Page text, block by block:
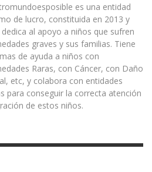
es una entidad
de lucro, constituida en 2013 y
dedica al apoyo a niños que sufren
graves y sus familias. Tiene
de ayuda a niños con
Raras, con Cáncer, con Daño
etc, y colabora con entidades
para conseguir la correcta atención
de estos niños.